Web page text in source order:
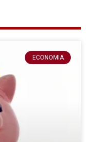
ECONOMIA